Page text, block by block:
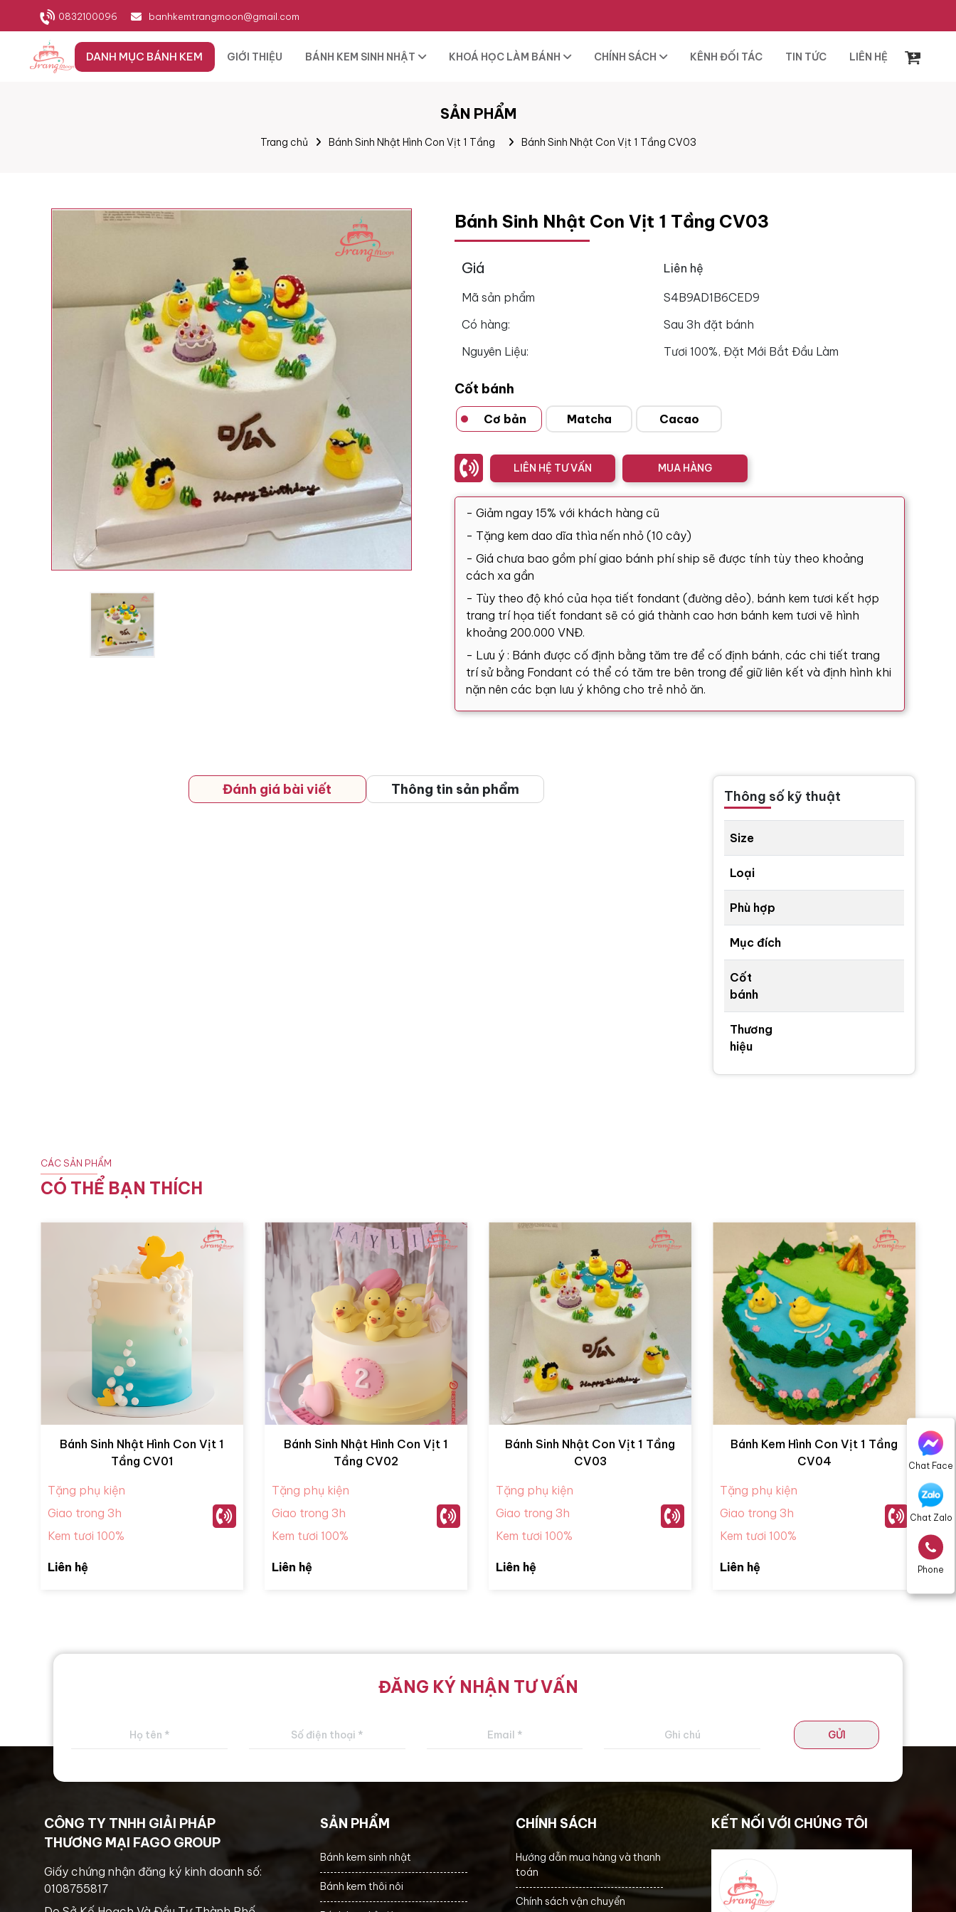
0832100096 banhkemtrangmoon@gmail.com
DANH MỤC BÁNH KEM GIỚI THIỆU BÁNH KEM SINH NHẬT KHOÁ HỌC LÀM BÁNH CHÍNH SÁCH KÊNH ĐỐI TÁC TIN TỨC LIÊN HỆ
Chat Face
Chat Zalo
Phone
SẢN PHẨM
Trang chủ Bánh Sinh Nhật Hình Con Vịt 1 Tầng Bánh Sinh Nhật Con Vịt 1 Tầng CV03
Bánh Sinh Nhật Con Vịt 1 Tầng CV03
Giá Liên hệ
Mã sản phẩm
S4B9AD1B6CED9
Có hàng:
Sau 3h đặt bánh
Nguyên Liệu:
Tươi 100%, Đặt Mới Bắt Đầu Làm
Cốt bánh
Cơ bản Matcha Cacao
LIÊN HỆ TƯ VẤN MUA HÀNG
- Giảm ngay 15% với khách hàng cũ
- Tặng kem dao dĩa thìa nến nhỏ (10 cây)
- Giá chưa bao gồm phí giao bánh phí ship sẽ được tính tùy theo khoảng
cách xa gần
- Tùy theo độ khó của họa tiết fondant (đường dẻo), bánh kem tươi kết hợp
trang trí họa tiết fondant sẽ có giá thành cao hơn bánh kem tươi vẽ hình
khoảng 200.000 VNĐ.
- Lưu ý : Bánh được cố định bằng tăm tre để cố định bánh, các chi tiết trang
trí sử bằng Fondant có thể có tăm tre bên trong để giữ liên kết và định hình khi
nặn nên các bạn lưu ý không cho trẻ nhỏ ăn.
Đánh giá bài viết Thông tin sản phẩm Thông số kỹ thuật
Size
Loại
Phù hợp
Mục đích
Cốt
bánh
Thương
hiệu
CÁC SẢN PHẨM
CÓ THỂ BẠN THÍCH
Bánh Sinh Nhật Hình Con Vịt 1
Tầng CV01
Tặng phụ kiện
Giao trong 3h
Kem tươi 100%
Liên hệ
Bánh Sinh Nhật Hình Con Vịt 1
Tầng CV02
Tặng phụ kiện
Giao trong 3h
Kem tươi 100%
Liên hệ
Bánh Sinh Nhật Con Vịt 1 Tầng
CV03
Tặng phụ kiện
Giao trong 3h
Kem tươi 100%
Liên hệ
Bánh Kem Hình Con Vịt 1 Tầng
CV04
Tặng phụ kiện
Giao trong 3h
Kem tươi 100%
Liên hệ
ĐĂNG KÝ NHẬN TƯ VẤN
GỬI
CÔNG TY TNHH GIẢI PHÁP
THƯƠNG MẠI FAGO GROUP
Giấy chứng nhận đăng ký kinh doanh số:
0108755817
SẢN PHẨM
Bánh kem sinh nhật
Bánh kem thôi nôi
CHÍNH SÁCH
Hướng dẫn mua hàng và thanh
toán
Chính sách vận chuyển
KẾT NỐI VỚI CHÚNG TÔI